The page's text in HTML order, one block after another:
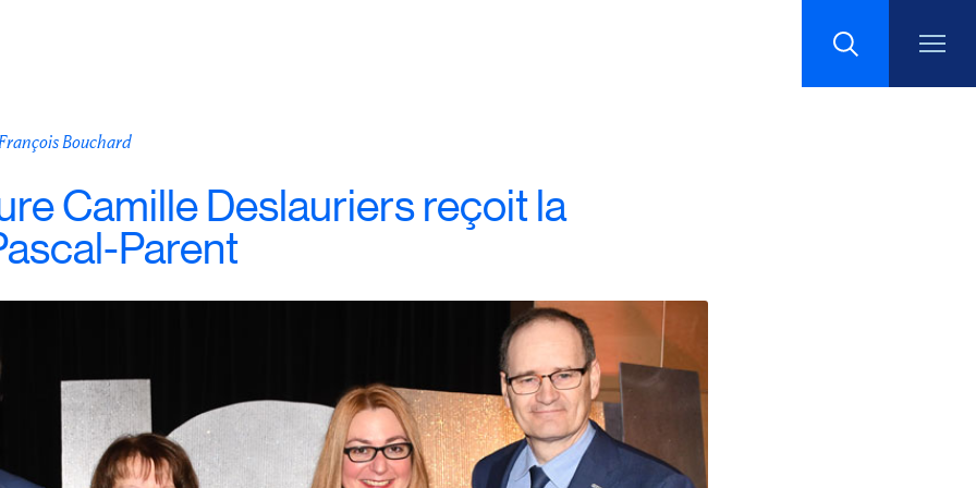
Bouchard
Camille Deslauriers reçoit la
Parent